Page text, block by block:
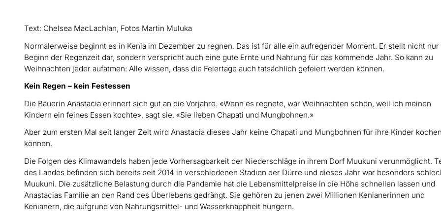
Text: Chelsea MacLachlan, Fotos Martin Muluka
Normalerweise beginnt es in Kenia im Dezember zu regnen. Das ist für alle ein aufregender Moment. Er stellt nicht nur
Beginn der Regenzeit dar, sondern verspricht auch eine gute Ernte und Nahrung für das kommende Jahr. So kann zu
Weihnachten jeder aufatmen: Alle wissen, dass die Feiertage auch tatsächlich gefeiert werden können.
Kein Regen – kein Festessen
Die Bäuerin Anastacia erinnert sich gut an die Vorjahre. «Wenn es regnete, war Weihnachten schön, weil ich meinen
Kindern ein feines Essen kochte», sagt sie. «Sie lieben Chapati und Mungbohnen.»
Aber zum ersten Mal seit langer Zeit wird Anastacia dieses Jahr keine Chapati und Mungbohnen für ihre Kinder
können.
Die Folgen des Klimawandels haben jede Vorhersagbarkeit der Niederschläge in ihrem Dorf Muukuni verunmöglicht.
des Landes befinden sich bereits seit 2014 in verschiedenen Stadien der Dürre und dieses Jahr war besonders
Muukuni. Die zusätzliche Belastung durch die Pandemie hat die Lebensmittelpreise in die Höhe schnellen lassen und
Anastacias Familie an den Rand des Überlebens gedrängt. Sie gehören zu jenen zwei Millionen Kenianerinnen und
Kenianern, die aufgrund von Nahrungsmittel- und Wasserknappheit hungern.